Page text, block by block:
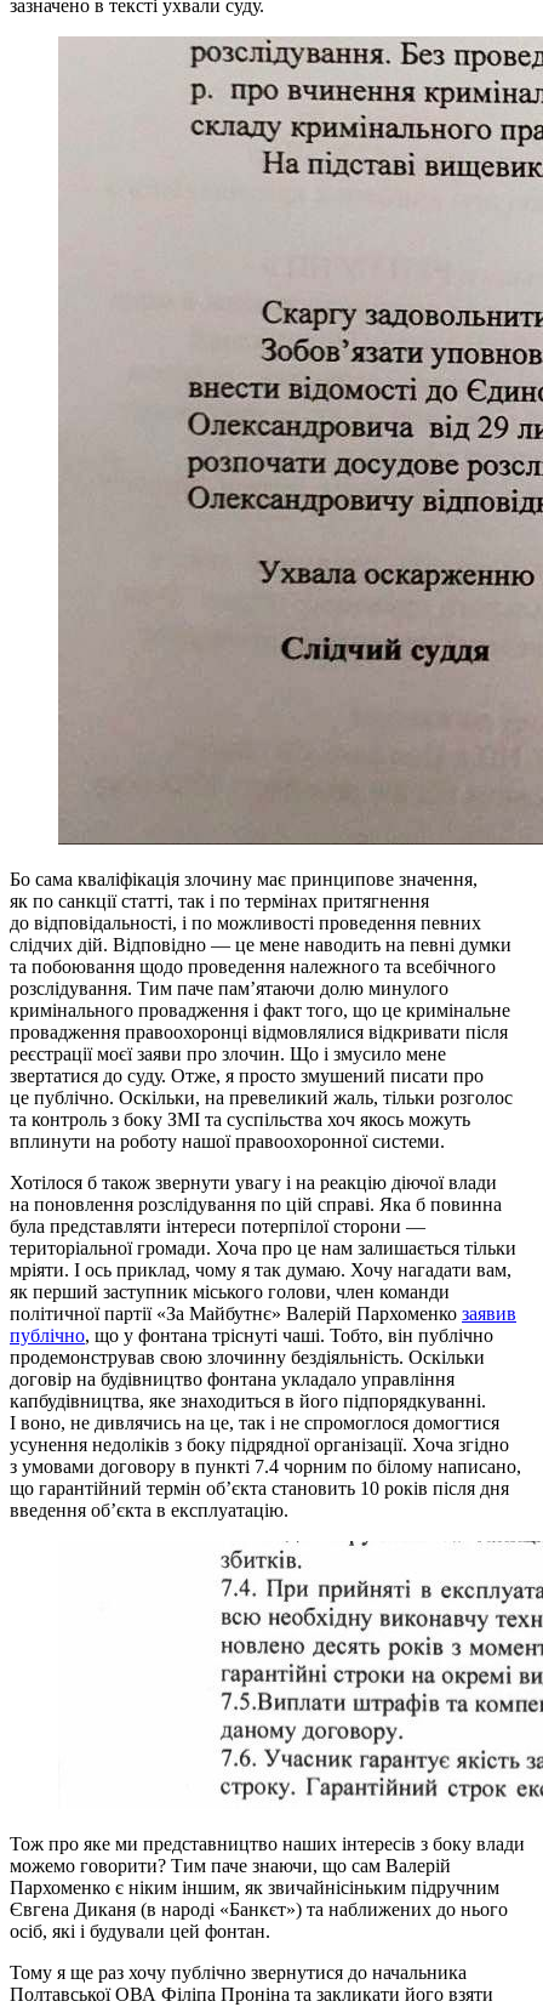
зазначено в тексті ухвали суду.
Бо сама кваліфікація злочину має принципове значення,
як по санкції статті, так і по термінах притягнення
до відповідальності, і по можливості проведення певних
слідчих дій. Відповідно — це мене наводить на певні думки
та побоювання щодо проведення належного та всебічного
розслідування. Тим паче пам’ятаючи долю минулого
кримінального провадження і факт того, що це кримінальне
провадження правоохоронці відмовлялися відкривати після
реєстрації моєї заяви про злочин. Що і змусило мене
звертатися до суду. Отже, я просто змушений писати про
це публічно. Оскільки, на превеликий жаль, тільки розголос
та контроль з боку ЗМІ та суспільства хоч якось можуть
вплинути на роботу нашої правоохоронної системи.
Хотілося б також звернути увагу і на реакцію діючої влади
на поновлення розслідування по цій справі. Яка б повинна
була представляти інтереси потерпілої сторони —
територіальної громади. Хоча про це нам залишається тільки
мріяти. І ось приклад, чому я так думаю. Хочу нагадати вам,
як перший заступник міського голови, член команди
політичної партії «За Майбутнє» Валерій Пархоменко заявив
публічно, що у фонтана тріснуті чаші. Тобто, він публічно
продемонстрував свою злочинну бездіяльність. Оскільки
договір на будівництво фонтана укладало управління
капбудівництва, яке знаходиться в його підпорядкуванні.
І воно, не дивлячись на це, так і не спромоглося домогтися
усунення недоліків з боку підрядної організації. Хоча згідно
з умовами договору в пункті 7.4 чорним по білому написано,
що гарантійний термін об’єкта становить 10 років після дня
введення об’єкта в експлуатацію.
Тож про яке ми представництво наших інтересів з боку влади
можемо говорити? Тим паче знаючи, що сам Валерій
Пархоменко є ніким іншим, як звичайнісіньким підручним
Євгена Диканя (в народі «Банкєт») та наближених до нього
осіб, які і будували цей фонтан.
Тому я ще раз хочу публічно звернутися до начальника
Полтавської ОВА Філіпа Проніна та закликати його взяти